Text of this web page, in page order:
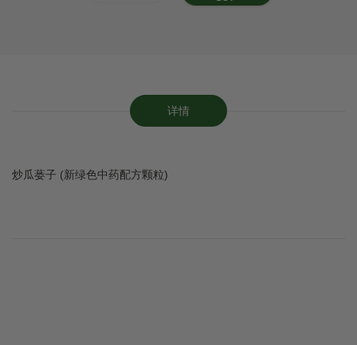
详情
炒瓜蒌子 (新绿色中药配方颗粒)